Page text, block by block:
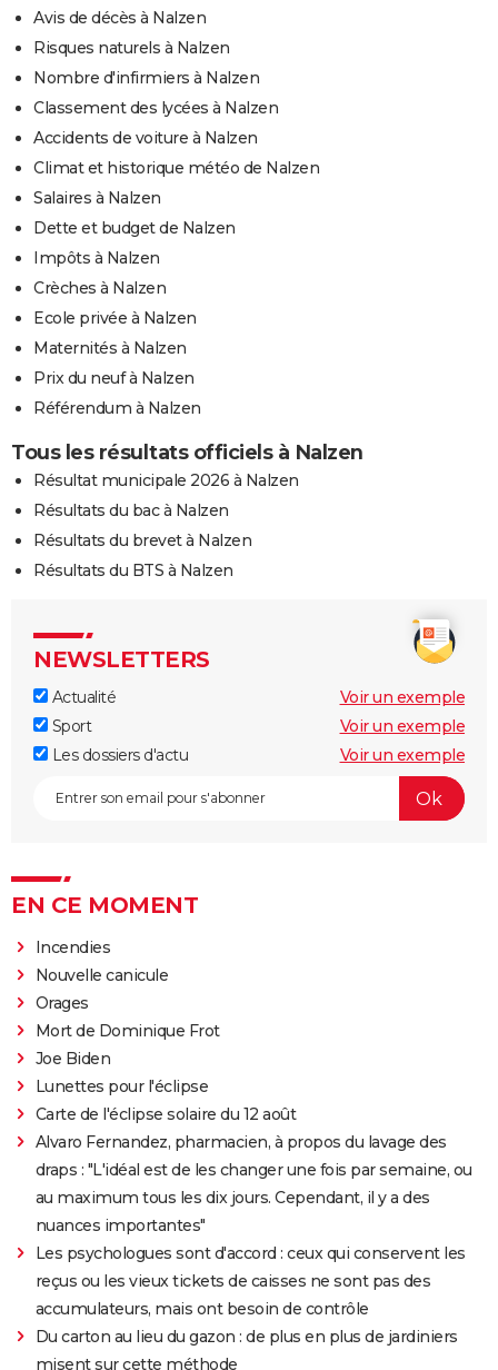
Avis de décès à Nalzen
Risques naturels à Nalzen
Nombre d'infirmiers à Nalzen
Classement des lycées à Nalzen
Accidents de voiture à Nalzen
Climat et historique météo de Nalzen
Salaires à Nalzen
Dette et budget de Nalzen
Impôts à Nalzen
Crèches à Nalzen
Ecole privée à Nalzen
Maternités à Nalzen
Prix du neuf à Nalzen
Référendum à Nalzen
Tous les résultats officiels à Nalzen
Résultat municipale 2026 à Nalzen
Résultats du bac à Nalzen
Résultats du brevet à Nalzen
Résultats du BTS à Nalzen
NEWSLETTERS
Actualité
Voir un exemple
Sport
Voir un exemple
Les dossiers d'actu
Voir un exemple
EN CE MOMENT
Incendies
Nouvelle canicule
Orages
Mort de Dominique Frot
Joe Biden
Lunettes pour l'éclipse
Carte de l'éclipse solaire du 12 août
Alvaro Fernandez, pharmacien, à propos du lavage des
draps : "L'idéal est de les changer une fois par semaine, ou
au maximum tous les dix jours. Cependant, il y a des
nuances importantes"
Les psychologues sont d'accord : ceux qui conservent les
reçus ou les vieux tickets de caisses ne sont pas des
accumulateurs, mais ont besoin de contrôle
Du carton au lieu du gazon : de plus en plus de jardiniers
misent sur cette méthode